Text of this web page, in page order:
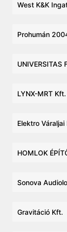
West K&K
Prohumán
UNIVERSITAS
LYNX-MRT Kft.
Elektro Váraljai
HOMLOK
Sonova
Gravitáció Kft.